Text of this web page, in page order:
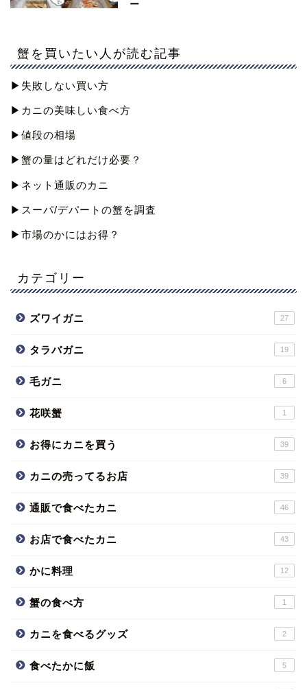
ー
蟹を買いたい人が読む記事
▶︎失敗しない買い方
▶︎カニの美味しい食べ方
▶︎値段の相場
▶︎蟹の量はどれだけ必要？
▶︎ネット通販のカニ
▶︎スーパ/デパートの蟹を調査
▶︎市場のかにはお得？
カテゴリー
ズワイガニ 27
タラバガニ 19
毛ガニ 6
花咲蟹 1
お得にカニを買う 39
カニの売ってるお店 39
通販で食べたカニ 46
お店で食べたカニ 43
かに料理 12
蟹の食べ方 1
カニを食べるグッズ 2
食べたかに飯 5